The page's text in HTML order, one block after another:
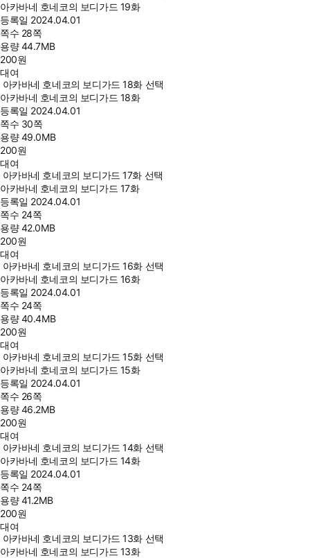
아카바네 호네코의 보디가드 19화
등록일 2024.04.01
쪽수 28쪽
용량44.7MB
200원
대여
아카바네 호네코의 보디가드 18화 선택
아카바네 호네코의 보디가드 18화
등록일 2024.04.01
쪽수 30쪽
용량49.0MB
200원
대여
아카바네 호네코의 보디가드 17화 선택
아카바네 호네코의 보디가드 17화
등록일 2024.04.01
쪽수 24쪽
용량42.0MB
200원
대여
아카바네 호네코의 보디가드 16화 선택
아카바네 호네코의 보디가드 16화
등록일 2024.04.01
쪽수 24쪽
용량40.4MB
200원
대여
아카바네 호네코의 보디가드 15화 선택
아카바네 호네코의 보디가드 15화
등록일 2024.04.01
쪽수 26쪽
용량46.2MB
200원
대여
아카바네 호네코의 보디가드 14화 선택
아카바네 호네코의 보디가드 14화
등록일 2024.04.01
쪽수 24쪽
용량41.2MB
200원
대여
아카바네 호네코의 보디가드 13화 선택
아카바네 호네코의 보디가드 13화